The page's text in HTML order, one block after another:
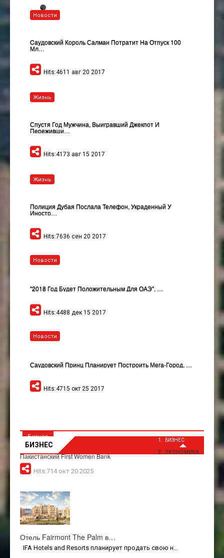
1
2
Cаудовский Король Салман Потратит На Отпуск 100
Мл…
Hits:4611 авг 20 2017
Новости
Спустя Год Мужчина, Выигравший Джекпот И
Переживши…
Hits:4173 авг 15 2017
Жизнь
Полиция Дубая Послала Телефон, Украденный У
Иностр…
Hits:7636 сен 20 2017
Жизнь
"2018 Год Будет Положительным Для ОАЭ", …
Hits:4488 дек 15 2017
Новости
Саудовский Принц Планирует Построить Мега-Город, …
Hits:4715 окт 25 2017
Новости
БИЗНЕС
БИЗНЕС
ЭКОНОМИКА
Компания Из Абу-Даби Приобрела
Пакистанский First Women Bank
Hits:714 окт 20 2025
Бизнес
Отель Fairmont The Palm в…
IFA Hotels and Resorts планирует продать свою н…